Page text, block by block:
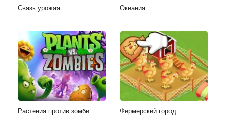
Связь урожая Океания
Растения против зомби Фермерский город